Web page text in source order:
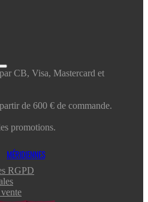
MÉRIDIENNES
CB, Visa, Mastercard et
de 600 € de commande.
promotions.
RGPD